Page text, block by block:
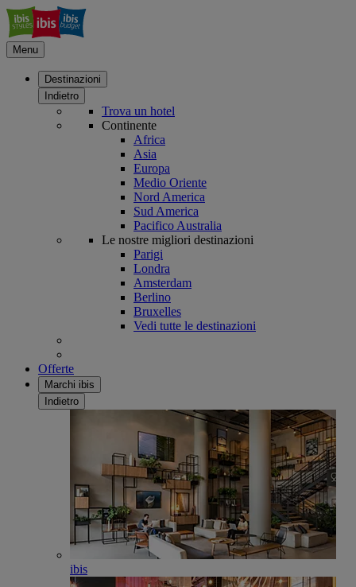
Menu
Destinazioni
Indietro
Trova un hotel
Continente
Africa
Asia
Europa
Medio Oriente
Nord America
Sud America
Pacifico Australia
Le nostre migliori destinazioni
Parigi
Londra
Amsterdam
Berlino
Bruxelles
Vedi tutte le destinazioni
Offerte
Marchi ibis
Indietro
ibis